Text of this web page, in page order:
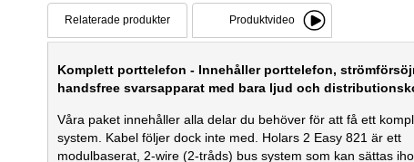
Relaterade produkter Produktvideo
Komplett porttelefon - Innehåller porttelefon,
handsfree svarsapparat med bara ljud och
Våra paket innehåller alla delar du behöver för att få ett
system. Kabel följer dock inte med. Holars 2 Easy 821 är ett
modulbaserat, 2-wire (2-tråds) bus system som kan sättas